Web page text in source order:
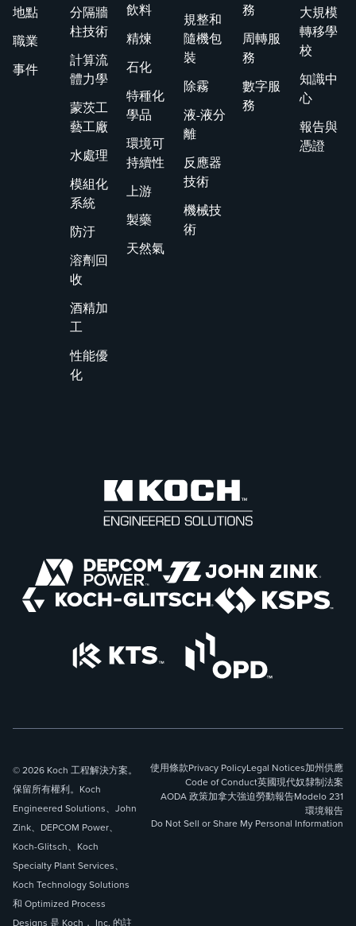
地點
職業
事件
分隔牆
柱技術
計算流
體力學
蒙茨工
藝工廠
水處理
模組化
系統
防汙
溶劑回
收
酒精加
工
性能優
化
飲料
精煉
石化
特種化
學品
環境可
持續性
上游
製藥
天然氣
規整和
隨機包
裝
除霧
液-液分
離
反應器
技術
機械技
術
務
周轉服
務
數字服
務
大規模
轉移學
校
知識中
心
報告與
憑證
© 2026 Koch 工程解決方案。
保留所有權利。Koch
Engineered Solutions、John
Zink、DEPCOM Power、
Koch-Glitsch、Koch
Specialty Plant Services、
Koch Technology Solutions
和 Optimized Process
Designs 是 Koch， Inc. 的註
使用條款Privacy PolicyLegal Notices加州供應
Code of Conduct英國現代奴隸制法案
AODA 政策加拿大強迫勞動報告Modelo 231
環境報告
Do Not Sell or Share My Personal Information